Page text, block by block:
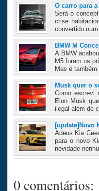
O carro para
Será o
crise
convertido
BMW M
A BMW
M5 foram os
Mas é
Musk quer o
Como escrevi
Elon Musk
ilegal além de
[update]Novo
Adeus Kia
para o novo
novidade
0 comentários: